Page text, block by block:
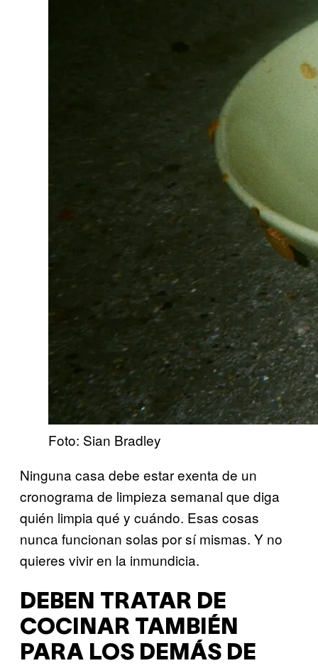
Foto: Sian Bradley
Ninguna casa debe estar exenta de un
cronograma de limpieza semanal que diga
quién limpia qué y cuándo. Esas cosas
nunca funcionan solas por sí mismas. Y no
quieres vivir en la inmundicia.
DEBEN TRATAR DE
COCINAR TAMBIÉN
PARA LOS DEMÁS DE